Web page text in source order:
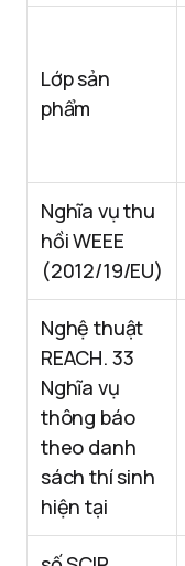
Lớp sản
phẩm
Nghĩa vụ thu
hồi WEEE
(2012/19/EU)
Nghệ thuật
REACH. 33
Nghĩa vụ
thông báo
theo danh
sách thí sinh
hiện tại